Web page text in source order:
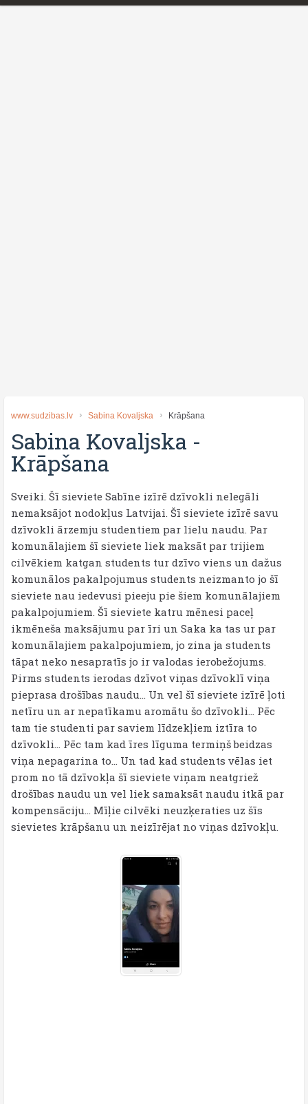
www.sudzibas.lv Sabina Kovaljska Krāpšana
Sabina Kovaljska -
Krāpšana
Sveiki. Šī sieviete Sabīne izīrē dzīvokli nelegāli
nemaksājot nodokļus Latvijai. Šī sieviete izīrē savu
dzīvokli ārzemju studentiem par lielu naudu. Par
komunālajiem šī sieviete liek maksāt par trijiem
cilvēkiem katgan students tur dzīvo viens un dažus
komunālos pakalpojumus students neizmanto jo šī
sieviete nau iedevusi pieeju pie šiem komunālajiem
pakalpojumiem. Šī sieviete katru mēnesi paceļ
ikmēneša maksājumu par īri un Saka ka tas ur par
komunālajiem pakalpojumiem, jo zina ja students
tāpat neko nesapratīs jo ir valodas ierobežojums.
Pirms students ierodas dzīvot viņas dzīvoklī viņa
pieprasa drošības naudu... Un vel šī sieviete izīrē ļoti
netīru un ar nepatīkamu aromātu šo dzīvokli... Pēc
tam tie studenti par saviem līdzekļiem iztīra to
dzīvokli... Pēc tam kad īres līguma termiņš beidzas
viņa nepagarina to... Un tad kad students vēlas iet
prom no tā dzīvokļa šī sieviete viņam neatgriež
drošības naudu un vel liek samaksāt naudu itkā par
kompensāciju... Mīļie cilvēki neuzķeraties uz šīs
sievietes krāpšanu un neizīrējat no viņas dzīvokļu.